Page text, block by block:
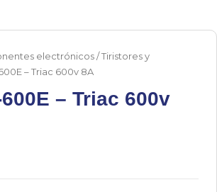
electrónicos/Tiristores y
– Triac 600v 8A
– Triac 600v